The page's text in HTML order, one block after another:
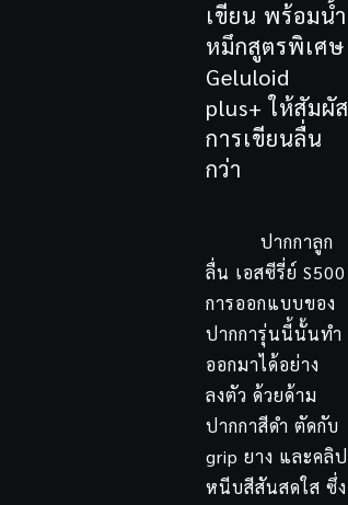
เขียน พร้อมน้ำ
หมึกสูตรพิเศษ
Geluloid
plus+ ให้สัมผัส
การเขียนลื่น
กว่า
ปากกาลูก
ลื่น เอสซีรี่ย์ S500
การออกแบบของ
ปากการุ่นนี้นั้นทำ
ออกมาได้อย่าง
ลงตัว ด้วยด้าม
ปากกาสีดำ ตัดกับ
grip ยาง และคลิป
หนีบสีสันสดใส ซึ่ง